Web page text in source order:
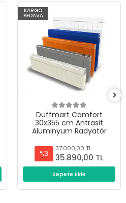
KARGO
BEDAVA
Duffmart Comfort
30x355 cm Antrasit
Alüminyum Radyatör
%3
37.000,00 TL
35.890,00 TL
Sepete Ekle